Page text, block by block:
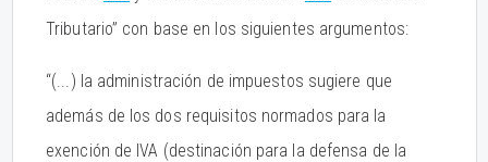
Tributario” con base en los siguientes argumentos:
“(...) la administración de impuestos sugiere que
además de los dos requisitos normados para la
exención de IVA (destinación para la defensa de la